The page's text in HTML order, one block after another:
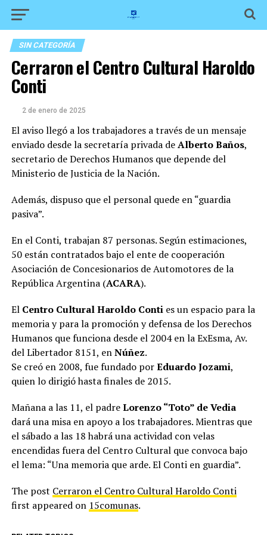
SIN CATEGORÍA
Cerraron el Centro Cultural Haroldo
Conti
2 de enero de 2025
El aviso llegó a los trabajadores a través de un mensaje
enviado desde la secretaría privada deAlberto Baños,
secretario de Derechos Humanos que depende del
Ministerio de Justicia de la Nación.
Además, dispuso que el personal quede en “guardia
pasiva”.
En el Conti, trabajan 87 personas. Según estimaciones,
50 están contratados bajo el ente de cooperación
Asociación de Concesionarios de Automotores de la
República Argentina (ACARA).
El Centro Cultural Haroldo Conties un espacio para la
memoria y para la promoción y defensa de los Derechos
Humanos que funciona desde el 2004 en la ExEsma, Av.
del Libertador 8151, enNúñez.
Se creó en 2008, fue fundado porEduardo Jozami,
quien lo dirigió hasta finales de 2015.
Mañana a las 11, el padreLorenzo “Toto” de Vedia
dará una misa en apoyo a los trabajadores. Mientras que
el sábado a las 18 habrá una actividad con velas
encendidas fuera del Centro Cultural que convoca bajo
el lema: “Una memoria que arde. El Conti en guardia”.
The post Cerraron el Centro Cultural Haroldo Conti
first appeared on 15comunas.